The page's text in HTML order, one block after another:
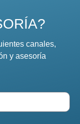
canales,
y asesoría